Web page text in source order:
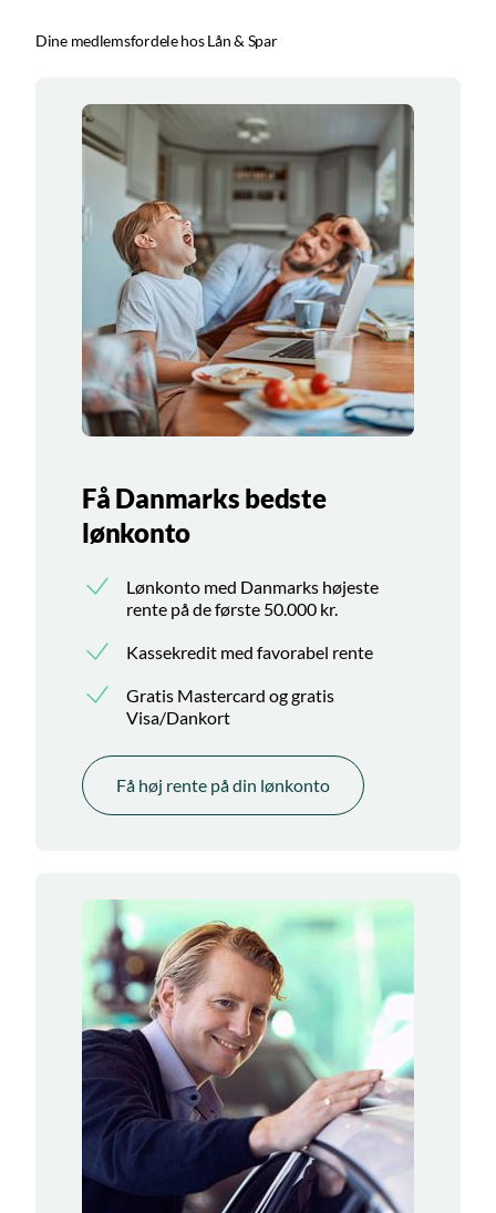
Dine medlemsfordele hos Lån & Spar
Få Danmarks bedste
lønkonto
Lønkonto med Danmarks højeste
rente på de første 50.000 kr.
Kassekredit med favorabel rente
Gratis Mastercard og gratis
Visa/Dankort
Få høj rente på din lønkonto